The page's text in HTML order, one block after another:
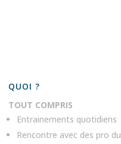
QUOI ?
TOUT COMPRIS
Entrainements quotidiens
Rencontre avec des pro du